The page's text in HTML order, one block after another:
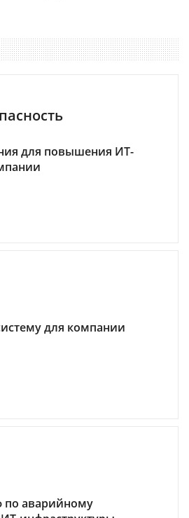
для повышения ИТ-
для компании
по аварийному